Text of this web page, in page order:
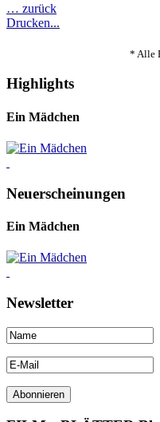
… zurück
Drucken...
* Alle
Highlights
Ein Mädchen
Neuerscheinungen
Ein Mädchen
Newsletter